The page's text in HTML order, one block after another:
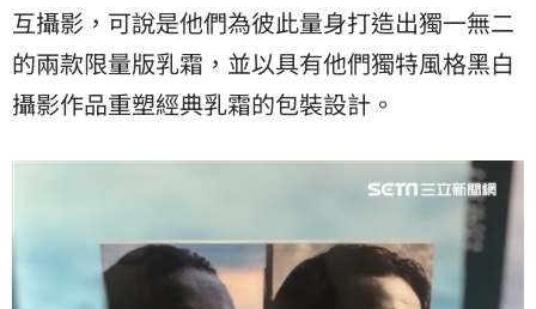
互攝影，可說是他們為彼此量身打造出獨一無二
的兩款限量版乳霜，並以具有他們獨特風格黑白
攝影作品重塑經典乳霜的包裝設計。